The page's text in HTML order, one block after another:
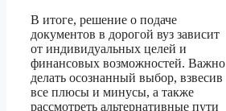
В итоге, решение о подаче
документов в дорогой вуз зависит
от индивидуальных целей и
финансовых возможностей. Важно
делать осознанный выбор, взвесив
все плюсы и минусы, а также
рассмотреть альтернативные пути